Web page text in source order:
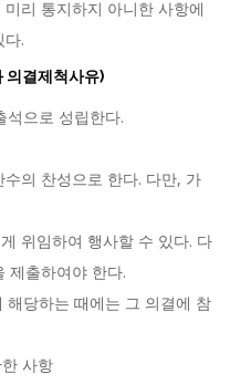
리 통지하지 아니한 사항에
.
의결제척사유)
으로 성립한다.
의 찬성으로 한다. 다만, 가
위임하여 행사할 수 있다. 다
제출하여야 한다.
당하는 때에는 그 의결에 참
사항